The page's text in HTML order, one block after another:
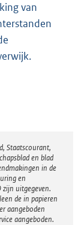
van
Staatscourant,
en blad
in de
en
uitgegeven.
de in papieren
aangeboden
aangeboden.